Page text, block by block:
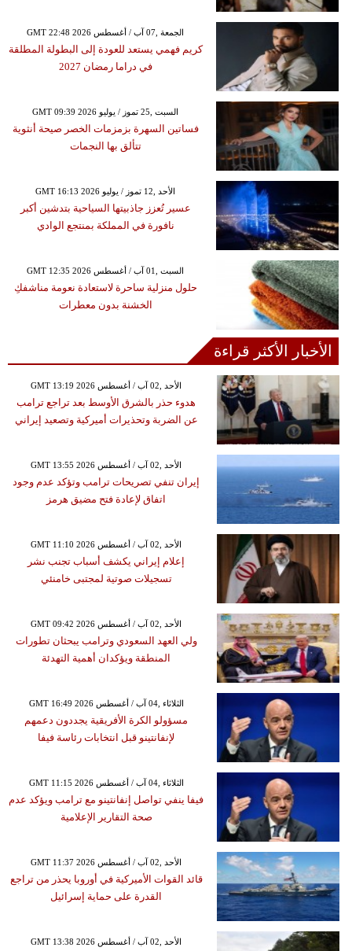
GMT 22:48 2026 الجمعة ,07 آب / أغسطس
كريم فهمي يستعد للعودة إلى البطولة المطلقة
في دراما رمضان 2027
GMT 09:39 2026 السبت ,25 تموز / يوليو
فساتين السهرة بزمزمات الخصر صيحة أنثوية
تتألق بها النجمات
GMT 16:13 2026 الأحد ,12 تموز / يوليو
عسير تُعزز جاذبيتها السياحية بتدشين أكبر
نافورة في المملكة بمنتجع الوادي
GMT 12:35 2026 السبت ,01 آب / أغسطس
حلول منزلية ساحرة لاستعادة نعومة مناشفكِ
الخشنة بدون معطرات
الأخبار الأكثر قراءة
GMT 13:19 2026 الأحد ,02 آب / أغسطس
هدوء حذر بالشرق الأوسط بعد تراجع ترامب
عن الضربة وتحذيرات أميركية وتصعيد إيراني
GMT 13:55 2026 الأحد ,02 آب / أغسطس
إيران تنفي تصريحات ترامب وتؤكد عدم وجود
اتفاق لإعادة فتح مضيق هرمز
GMT 11:10 2026 الأحد ,02 آب / أغسطس
إعلام إيراني يكشف أسباب تجنب نشر
تسجيلات صوتية لمجتبى خامنئي
GMT 09:42 2026 الأحد ,02 آب / أغسطس
ولي العهد السعودي وترامب يبحثان تطورات
المنطقة ويؤكدان أهمية التهدئة
GMT 16:49 2026 الثلاثاء ,04 آب / أغسطس
مسؤولو الكرة الأفريقية يجددون دعمهم
لإنفانتينو قبل انتخابات رئاسة فيفا
GMT 11:15 2026 الثلاثاء ,04 آب / أغسطس
فيفا ينفي تواصل إنفانتينو مع ترامب ويؤكد عدم
صحة التقارير الإعلامية
GMT 11:37 2026 الأحد ,02 آب / أغسطس
قائد القوات الأميركية في أوروبا يحذر من تراجع
القدرة على حماية إسرائيل
GMT 13:38 2026 الأحد ,02 آب / أغسطس